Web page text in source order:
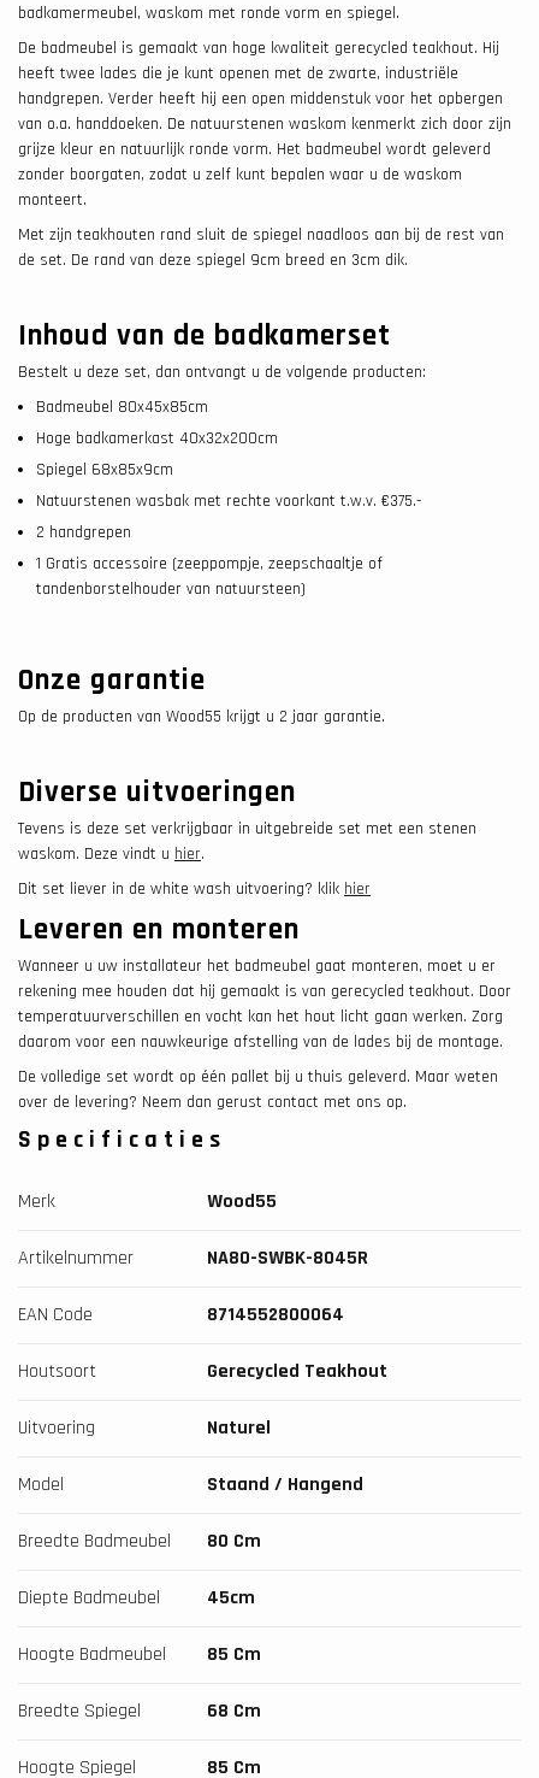
badkamermeubel, waskom met ronde vorm en spiegel.
De badmeubel is gemaakt van hoge kwaliteit gerecycled teakhout. Hij
heeft twee lades die je kunt openen met de zwarte, industriële
handgrepen. Verder heeft hij een open middenstuk voor het opbergen
van o.a. handdoeken. De natuurstenen waskom kenmerkt zich door zijn
grijze kleur en natuurlijk ronde vorm. Het badmeubel wordt geleverd
zonder boorgaten, zodat u zelf kunt bepalen waar u de waskom
monteert.
Met zijn teakhouten rand sluit de spiegel naadloos aan bij de rest van
de set. De rand van deze spiegel 9cm breed en 3cm dik.
Inhoud van de badkamerset
Bestelt u deze set, dan ontvangt u de volgende producten:
Badmeubel 80x45x85cm
Hoge badkamerkast 40x32x200cm
Spiegel 68x85x9cm
Natuurstenen wasbak met rechte voorkant t.w.v. €375.-
2 handgrepen
1 Gratis accessoire (zeeppompje, zeepschaaltje of
tandenborstelhouder van natuursteen)
Onze garantie
Op de producten van Wood55 krijgt u 2 jaar garantie.
Diverse uitvoeringen
Tevens is deze set verkrijgbaar in uitgebreide set met een stenen
waskom. Deze vindt u hier.
Dit set liever in de white wash uitvoering? klik hier
Leveren en monteren
Wanneer u uw installateur het badmeubel gaat monteren, moet u er
rekening mee houden dat hij gemaakt is van gerecycled teakhout. Door
temperatuurverschillen en vocht kan het hout licht gaan werken. Zorg
daarom voor een nauwkeurige afstelling van de lades bij de montage.
De volledige set wordt op één pallet bij u thuis geleverd. Maar weten
over de levering? Neem dan gerust contact met ons op.
Specificaties
Merk Wood55
Artikelnummer NA80-SWBK-8045R
EAN Code 8714552800064
Houtsoort Gerecycled Teakhout
Uitvoering Naturel
Model Staand / Hangend
Breedte Badmeubel 80 Cm
Diepte Badmeubel 45cm
Hoogte Badmeubel 85 Cm
Breedte Spiegel 68 Cm
Hoogte Spiegel 85 Cm